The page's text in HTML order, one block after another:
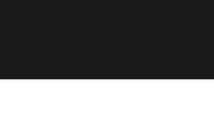
Organisasjon